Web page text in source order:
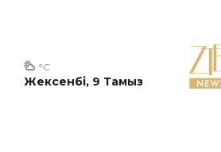
Жексенбі, 9 Тамыз
°C